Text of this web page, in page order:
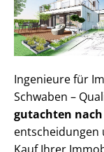
Ingenieure für
Schwaben –
gut­ach­ten nach
ent­schei­dun­gen